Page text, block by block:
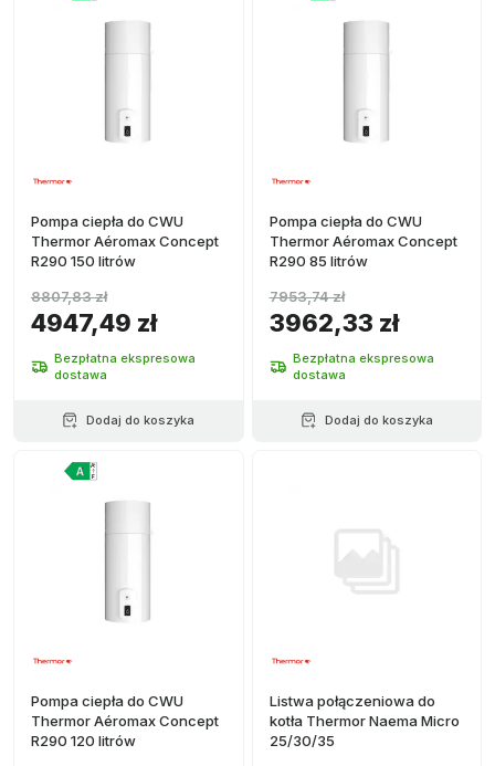
Pompa ciepła do CWU
Thermor Aéromax Concept
R290 150 litrów
4947,49 zł
8807,83 zł
Bezpłatna ekspresowa
dostawa
Dodaj do koszyka
Pompa ciepła do CWU
Thermor Aéromax Concept
R290 85 litrów
3962,33 zł
7953,74 zł
Bezpłatna ekspresowa
dostawa
Dodaj do koszyka
Pompa ciepła do CWU
Thermor Aéromax Concept
R290 120 litrów
Listwa połączeniowa do
kotła Thermor Naema Micro
25/30/35